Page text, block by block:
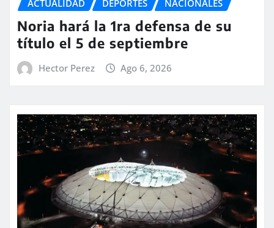
ACTUALIDAD DEPORTES NACIONALES
Noria hará la 1ra defensa de su
título el 5 de septiembre
Hector Perez Ago 6, 2026